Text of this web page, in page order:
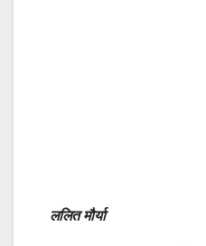
ललित मौर्या